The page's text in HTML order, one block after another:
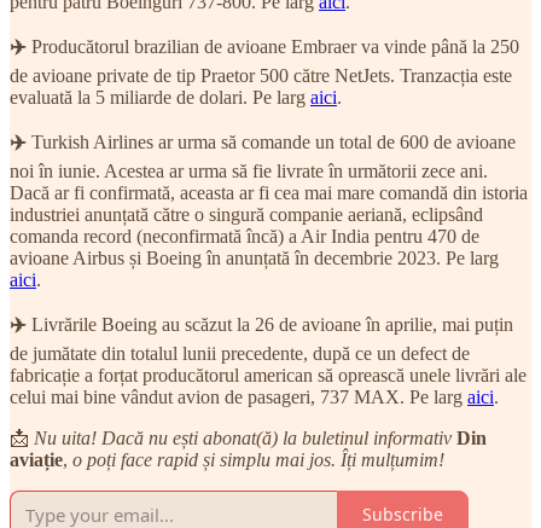
✈️ Producătorul brazilian de avioane Embraer va vinde până la 250
de avioane private de tip Praetor 500 către NetJets. Tranzacția este
evaluată la 5 miliarde de dolari. Pe larg aici.
✈️ Turkish Airlines ar urma să comande un total de 600 de avioane
noi în iunie. Acestea ar urma să fie livrate în următorii zece ani.
Dacă ar fi confirmată, aceasta ar fi cea mai mare comandă din istoria
industriei anunțată către o singură companie aeriană, eclipsând
comanda record (neconfirmată încă) a Air India pentru 470 de
avioane Airbus și Boeing în anunțată în decembrie 2023. Pe larg
aici.
✈️ Livrările Boeing au scăzut la 26 de avioane în aprilie, mai puțin
de jumătate din totalul lunii precedente, după ce un defect de
fabricație a forțat producătorul american să oprească unele livrări ale
celui mai bine vândut avion de pasageri, 737 MAX. Pe larg aici.
📩 Nu uita! Dacă nu ești abonat(ă) la buletinul informativ Din
aviație, o poți face rapid și simplu mai jos. Îți mulțumim!
Subscribe